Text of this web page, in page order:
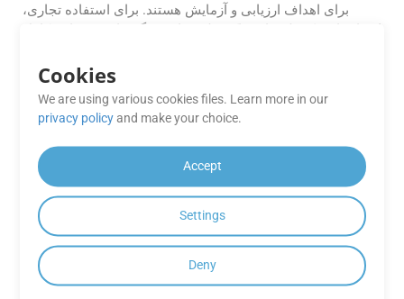
برای اهداف ارزیابی و آزمایش هستند. برای استفاده تجاری،
ارتقاء را به یک طرح اشتراک پولی برای ویژگی‌ها و پشتیبانی کامل
تبدیل طرح‌بندی‌های پیچیده (مانند جداول،
فونت‌های تعبیه‌شده) چقدر دقیق است؟
موتور ما قالب بندی اصلی را با دقت 99٪ حفظ می کند، به ویژه
برای جداول و گرافیک های برداری. با این حال، در موارد لبه،
قوانین بازگشتی ممکن است سفارشی شوند.
عملکرد اپلیکیشن های
GroupDocs.Conversion Cloud Free
چقدر قابل اعتماد است؟
Cookies
We are using various cookies files. Learn more in our
privacy policyand make your choice.
Accept
Settings
Deny